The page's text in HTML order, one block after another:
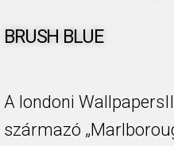
BRUSH BLUE
A londoni
származó